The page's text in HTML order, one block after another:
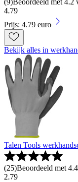
(9)Beoordeeld met 4.2
4.79
Prijs: 4.79 euro
Bekijk alles in
Talen Tools
(25)Beoordeeld met
2.79